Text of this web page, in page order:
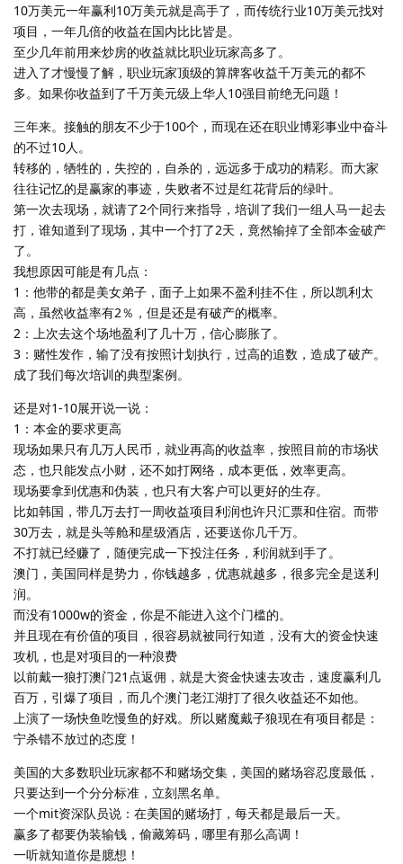
10万美元一年赢利10万美元就是高手了，而传统行业10万美元找对
项目，一年几倍的收益在国内比比皆是。
至少几年前用来炒房的收益就比职业玩家高多了。
进入了才慢慢了解，职业玩家顶级的算牌客收益千万美元的都不
多。如果你收益到了千万美元级上华人10强目前绝无问题！
三年来。接触的朋友不少于100个，而现在还在职业博彩事业中奋斗
的不过10人。
转移的，牺牲的，失控的，自杀的，远远多于成功的精彩。而大家
往往记忆的是赢家的事迹，失败者不过是红花背后的绿叶。
第一次去现场，就请了2个同行来指导，培训了我们一组人马一起去
打，谁知道到了现场，其中一个打了2天，竟然输掉了全部本金破产
了。
我想原因可能是有几点：
1：他带的都是美女弟子，面子上如果不盈利挂不住，所以凯利太
高，虽然收益率有2％，但是还是有破产的概率。
2：上次去这个场地盈利了几十万，信心膨胀了。
3：赌性发作，输了没有按照计划执行，过高的追数，造成了破产。
成了我们每次培训的典型案例。
还是对1-10展开说一说：
1：本金的要求更高
现场如果只有几万人民币，就业再高的收益率，按照目前的市场状
态，也只能发点小财，还不如打网络，成本更低，效率更高。
现场要拿到优惠和伪装，也只有大客户可以更好的生存。
比如韩国，带几万去打一周收益项目利润也许只汇票和住宿。而带
30万去，就是头等舱和星级酒店，还要送你几千万。
不打就已经赚了，随便完成一下投注任务，利润就到手了。
澳门，美国同样是势力，你钱越多，优惠就越多，很多完全是送利
润。
而没有1000w的资金，你是不能进入这个门槛的。
并且现在有价值的项目，很容易就被同行知道，没有大的资金快速
攻机，也是对项目的一种浪费
以前戴一狼打澳门21点返佣，就是大资金快速去攻击，速度赢利几
百万，引爆了项目，而几个澳门老江湖打了很久收益还不如他。
上演了一场快鱼吃慢鱼的好戏。所以赌魔戴子狼现在有项目都是：
宁杀错不放过的态度！
美国的大多数职业玩家都不和赌场交集，美国的赌场容忍度最低，
只要达到一个分分标准，立刻黑名单。
一个mit资深队员说：在美国的赌场打，每天都是最后一天。
赢多了都要伪装输钱，偷藏筹码，哪里有那么高调！
一听就知道你是臆想！